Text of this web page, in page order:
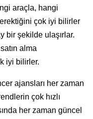
araçla, hangi
çok iyi bilirler
bir şekilde ulaşırlar.
alma
iyi bilirler.
ajansları her zaman
çok hızlı
her zaman güncel